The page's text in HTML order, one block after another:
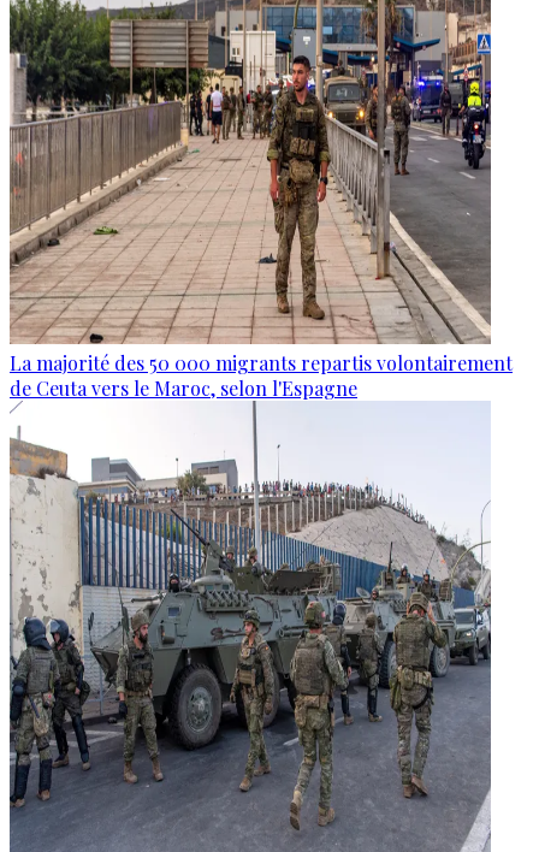
La majorité des 50 000 migrants repartis volontairement
de Ceuta vers le Maroc, selon l'Espagne